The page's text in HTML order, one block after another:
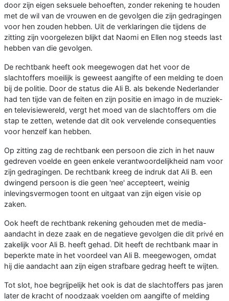
door zijn eigen seksuele behoeften, zonder rekening te houden
met de wil van de vrouwen en de gevolgen die zijn gedragingen
voor hen zouden hebben. Uit de verklaringen die tijdens de
zitting zijn voorgelezen blijkt dat Naomi en Ellen nog steeds last
hebben van die gevolgen.
De rechtbank heeft ook meegewogen dat het voor de
slachtoffers moeilijk is geweest aangifte of een melding te doen
bij de politie. Door de status die Ali B. als bekende Nederlander
had ten tijde van de feiten en zijn positie en imago in de muziek-
en televisiewereld, vergt het moed van de slachtoffers om die
stap te zetten, wetende dat dit ook vervelende consequenties
voor henzelf kan hebben.
Op zitting zag de rechtbank een persoon die zich in het nauw
gedreven voelde en geen enkele verantwoordelijkheid nam voor
zijn gedragingen. De rechtbank kreeg de indruk dat Ali B. een
dwingend persoon is die geen 'nee' accepteert, weinig
inlevingsvermogen toont en uitgaat van zijn eigen visie op
zaken.
Ook heeft de rechtbank rekening gehouden met de media-
aandacht in deze zaak en de negatieve gevolgen die dit privé en
zakelijk voor Ali B. heeft gehad. Dit heeft de rechtbank maar in
beperkte mate in het voordeel van Ali B. meegewogen, omdat
hij die aandacht aan zijn eigen strafbare gedrag heeft te wijten.
Tot slot, hoe begrijpelijk het ook is dat de slachtoffers pas jaren
later de kracht of noodzaak voelden om aangifte of melding